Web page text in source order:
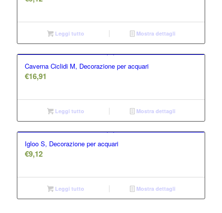
Leggi tutto Mostra dettagli
Caverna Ciclidi M, Decorazione per acquari
€16,91
Leggi tutto Mostra dettagli
Igloo S, Decorazione per acquari
€9,12
Leggi tutto Mostra dettagli